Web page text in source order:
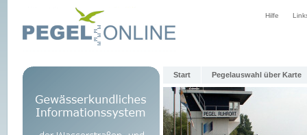
Hilfe
Start Pegelauswahl über Karte